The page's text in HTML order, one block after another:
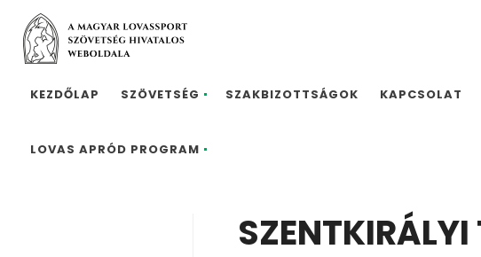
KEZDŐLAP SZÖVETSÉG SZAKBIZOTTSÁGOK KAPCSOLAT
LOVAS APRÓD PROGRAM